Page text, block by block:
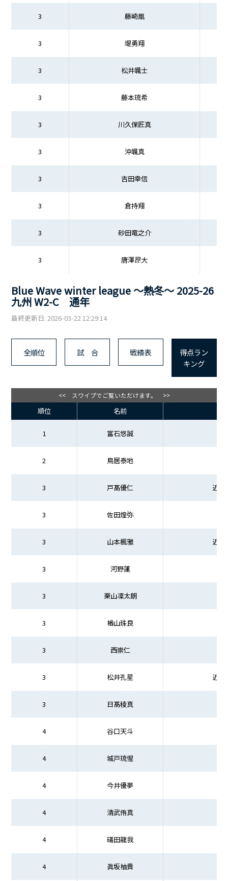
3 藤崎凰
3 堤勇翔
3 松井颯士
3 藤本琉希
3 川久保匠真
3 沖颯真
3 吉田幸信
3 倉持翔
3 砂田竜之介
3 唐澤昂大
Blue Wave winter league ～熱冬～ 2025-26
九州 W2-C 通年
最終更新日: 2026-03-22 12:29:14
全順位 試 合 戦績表
得点ラン
キング
<< スワイプでご覧いただけます。 >>
順位 名前
1 富石悠誠
2 鳥居泰地
3 戸髙優仁 近畿
3 佐田煌弥
3 山本楓雅 近畿
3 河野蓮
3 栗山凜太朗
3 楢山珠良
3 西崇仁
3 松井孔星 近畿
3 日髙稜真
4 谷口天斗
4 城戸琉惺
4 今井優夢
4 清武侑真
4 礒田龍我
4 眞坂柚貴